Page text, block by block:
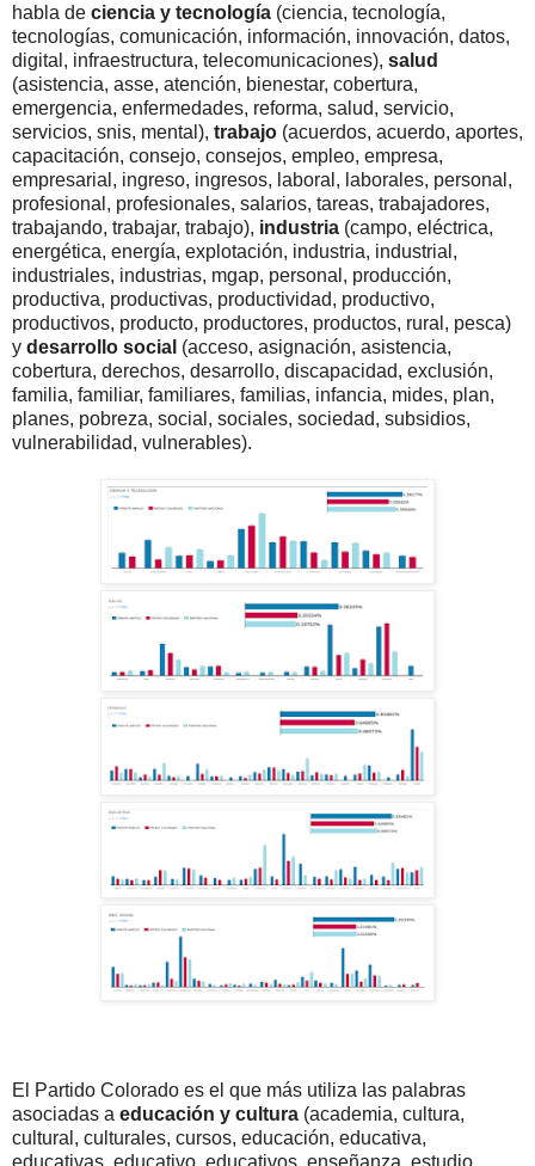
habla de ciencia y tecnología (ciencia, tecnología,
tecnologías, comunicación, información, innovación, datos,
digital, infraestructura, telecomunicaciones), salud
(asistencia, asse, atención, bienestar, cobertura,
emergencia, enfermedades, reforma, salud, servicio,
servicios, snis, mental), trabajo (acuerdos, acuerdo, aportes,
capacitación, consejo, consejos, empleo, empresa,
empresarial, ingreso, ingresos, laboral, laborales, personal,
profesional, profesionales, salarios, tareas, trabajadores,
trabajando, trabajar, trabajo), industria (campo, eléctrica,
energética, energía, explotación, industria, industrial,
industriales, industrias, mgap, personal, producción,
productiva, productivas, productividad, productivo,
productivos, producto, productores, productos, rural, pesca)
y desarrollo social (acceso, asignación, asistencia,
cobertura, derechos, desarrollo, discapacidad, exclusión,
familia, familiar, familiares, familias, infancia, mides, plan,
planes, pobreza, social, sociales, sociedad, subsidios,
vulnerabilidad, vulnerables).
El Partido Colorado es el que más utiliza las palabras
asociadas a educación y cultura (academia, cultura,
cultural, culturales, cursos, educación, educativa,
educativas, educativo, educativos, enseñanza, estudio,